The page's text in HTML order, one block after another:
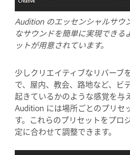
Audition のエッセンシャルサウ
なサウンドを簡単に実現できる
ットが用意されています。
少しクリエイティブなリバーブ
で、屋内、教会、路地など、ビ
起きているかのような感覚を与
Audition には場所ごとのプリセ
す。これらのプリセットをプロ
定に合わせて調整できます。